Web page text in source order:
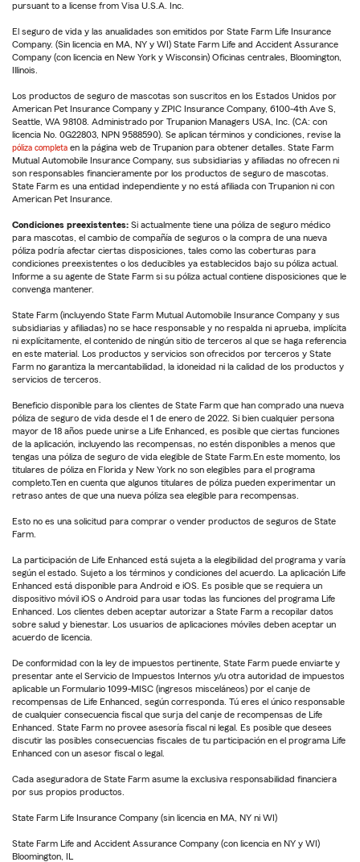
pursuant to a license from Visa U.S.A. Inc.
El seguro de vida y las anualidades son emitidos por State Farm Life Insurance
Company. (Sin licencia en MA, NY y WI) State Farm Life and Accident Assurance
Company (con licencia en New York y Wisconsin) Oficinas centrales, Bloomington,
Illinois.
Los productos de seguro de mascotas son suscritos en los Estados Unidos por
American Pet Insurance Company y ZPIC Insurance Company, 6100-4th Ave S,
Seattle, WA 98108. Administrado por Trupanion Managers USA, Inc. (CA: con
licencia No. 0G22803, NPN 9588590). Se aplican términos y condiciones, revise la
póliza completa en la página web de Trupanion para obtener detalles. State Farm
Mutual Automobile Insurance Company, sus subsidiarias y afiliadas no ofrecen ni
son responsables financieramente por los productos de seguro de mascotas.
State Farm es una entidad independiente y no está afiliada con Trupanion ni con
American Pet Insurance.
Condiciones preexistentes: Si actualmente tiene una póliza de seguro médico
para mascotas, el cambio de compañía de seguros o la compra de una nueva
póliza podría afectar ciertas disposiciones, tales como las coberturas para
condiciones preexistentes o los deducibles ya establecidos bajo su póliza actual.
Informe a su agente de State Farm si su póliza actual contiene disposiciones que le
convenga mantener.
State Farm (incluyendo State Farm Mutual Automobile Insurance Company y sus
subsidiarias y afiliadas) no se hace responsable y no respalda ni aprueba, implícita
ni explícitamente, el contenido de ningún sitio de terceros al que se haga referencia
en este material. Los productos y servicios son ofrecidos por terceros y State
Farm no garantiza la mercantabilidad, la idoneidad ni la calidad de los productos y
servicios de terceros.
Beneficio disponible para los clientes de State Farm que han comprado una nueva
póliza de seguro de vida desde el 1 de enero de 2022. Si bien cualquier persona
mayor de 18 años puede unirse a Life Enhanced, es posible que ciertas funciones
de la aplicación, incluyendo las recompensas, no estén disponibles a menos que
tengas una póliza de seguro de vida elegible de State Farm.En este momento, los
titulares de póliza en Florida y New York no son elegibles para el programa
completo.Ten en cuenta que algunos titulares de póliza pueden experimentar un
retraso antes de que una nueva póliza sea elegible para recompensas.
Esto no es una solicitud para comprar o vender productos de seguros de State
Farm.
La participación de Life Enhanced está sujeta a la elegibilidad del programa y varía
según el estado. Sujeto a los términos y condiciones del acuerdo. La aplicación Life
Enhanced está disponible para Android e iOS. Es posible que se requiera un
dispositivo móvil iOS o Android para usar todas las funciones del programa Life
Enhanced. Los clientes deben aceptar autorizar a State Farm a recopilar datos
sobre salud y bienestar. Los usuarios de aplicaciones móviles deben aceptar un
acuerdo de licencia.
De conformidad con la ley de impuestos pertinente, State Farm puede enviarte y
presentar ante el Servicio de Impuestos Internos y/u otra autoridad de impuestos
aplicable un Formulario 1099-MISC (ingresos misceláneos) por el canje de
recompensas de Life Enhanced, según corresponda. Tú eres el único responsable
de cualquier consecuencia fiscal que surja del canje de recompensas de Life
Enhanced. State Farm no provee asesoría fiscal ni legal. Es posible que desees
discutir las posibles consecuencias fiscales de tu participación en el programa Life
Enhanced con un asesor fiscal o legal.
Cada aseguradora de State Farm asume la exclusiva responsabilidad financiera
por sus propios productos.
State Farm Life Insurance Company (sin licencia en MA, NY ni WI)
State Farm Life and Accident Assurance Company (con licencia en NY y WI)
Bloomington, IL